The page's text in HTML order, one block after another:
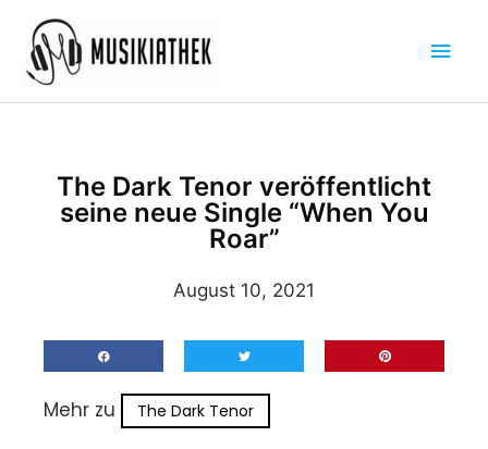
Inhalt
springen
The Dark Tenor veröffentlicht
seine neue Single “When You
Roar”
August 10, 2021
Mehr zu The Dark Tenor